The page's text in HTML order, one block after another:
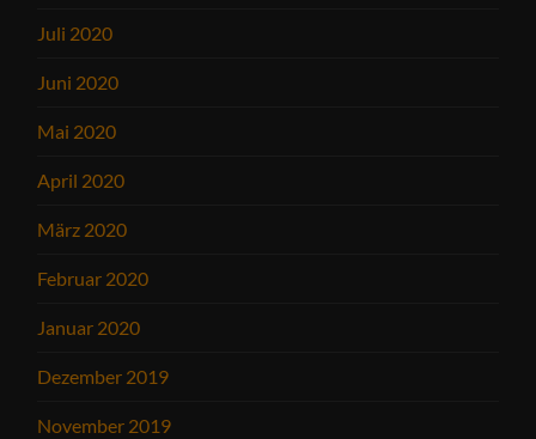
Juli 2020
Juni 2020
Mai 2020
April 2020
März 2020
Februar 2020
Januar 2020
Dezember 2019
November 2019